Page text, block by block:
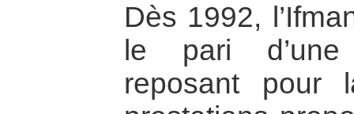
Dès 1992,
le pari d’une
reposant pour